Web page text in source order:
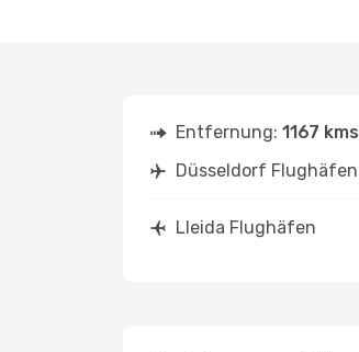
Entfernung: 1167 kms
Düsseldorf Flughäfen
Lleida Flughäfen